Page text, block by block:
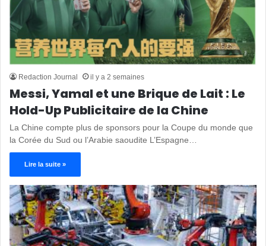
Redaction Journal il y a 2 semaines
Messi, Yamal et une Brique de Lait : Le
Hold-Up Publicitaire de la Chine
La Chine compte plus de sponsors pour la Coupe du monde que
la Corée du Sud ou l’Arabie saoudite L’Espagne…
Lire la suite »